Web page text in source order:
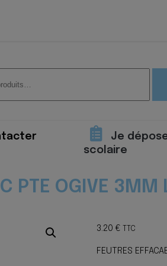
Je
scolaire
PTE OGIVE 3MM
3.20 € TTC
FEUTRES